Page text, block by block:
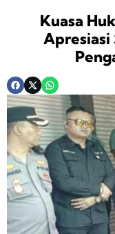
Kuasa
Apresiasi